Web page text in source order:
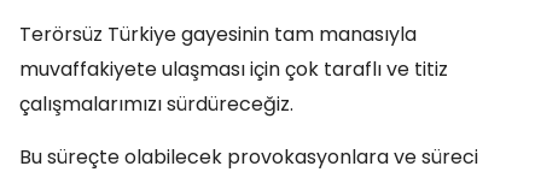
Terörsüz Türkiye gayesinin tam manasıyla
muvaffakiyete ulaşması için çok taraflı ve titiz
çalışmalarımızı sürdüreceğiz.
Bu süreçte olabilecek provokasyonlara ve süreci